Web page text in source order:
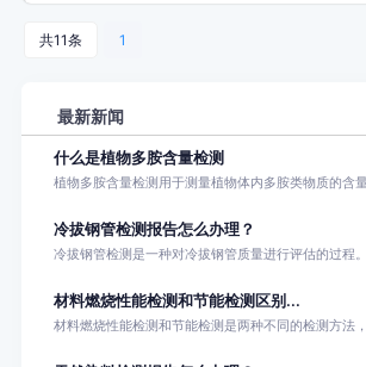
共11条 1
最新新闻
什么是植物多胺含量检测
植物多胺含量检测用于测量植物体内多胺类物质的含
冷拔钢管检测报告怎么办理？
冷拔钢管检测是一种对冷拔钢管质量进行评估的过程
材料燃烧性能检测和节能检测区别...
材料燃烧性能检测和节能检测是两种不同的检测方法